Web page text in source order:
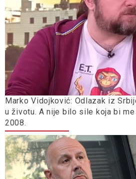
Marko Vidojković: Odlazak iz
u životu. A nije bilo sile koja bi
2008.